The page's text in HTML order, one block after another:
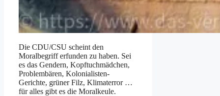
Die CDU/CSU scheint den
Moralbegriff erfunden zu haben. Sei
es das Gendern, Kopftuchmädchen,
Problembären, Kolonialisten-
Gerichte, grüner Filz, Klimaterror …
für alles gibt es die Moralkeule.